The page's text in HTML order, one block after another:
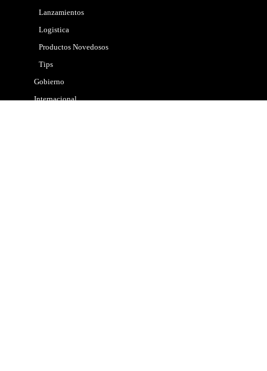
Lanzamientos
Logistica
Productos Novedosos
Tips
Gobierno
Internacional